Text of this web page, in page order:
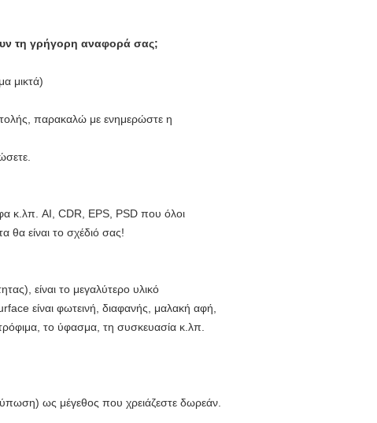
τη γρήγορη αναφορά σας;
μικτά)
παρακαλώ με ενημερώστε η
κ.λπ. AI, CDR, EPS, PSD που όλοι
είναι το σχέδιό σας!
είναι το μεγαλύτερο υλικό
είναι φωτεινή, διαφανής, μαλακή αφή,
το ύφασμα, τη συσκευασία κ.λπ.
ως μέγεθος που χρειάζεστε δωρεάν.